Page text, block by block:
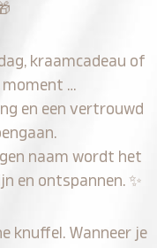
kraamcadeau of
moment …
en een vertrouwd
naam wordt het
en ontspannen. ✨
knuffel. Wanneer je